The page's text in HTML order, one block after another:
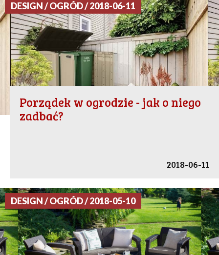
DESIGN / OGRÓD / 2018-06-11
Porządek w ogrodzie - jak o niego
zadbać?
2018-06-11
DESIGN / OGRÓD / 2018-05-10